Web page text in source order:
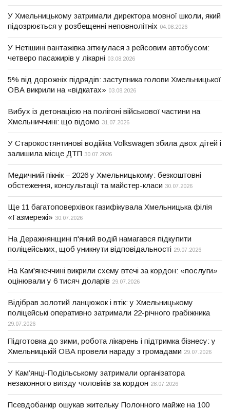
У Хмельницькому затримали директора мовної школи, який
підозрюється у розбещенні неповнолітніх 04.08.2026
У Нетішині вантажівка зіткнулася з рейсовим автобусом:
четверо пасажирів у лікарні 03.08.2026
5% від дорожніх підрядів: заступника голови Хмельницької
ОВА викрили на «відкатах» 03.08.2026
Вибух із детонацією на полігоні військової частини на
Хмельниччині: що відомо 31.07.2026
У Старокостянтинові водійка Volkswagen збила двох дітей і
залишила місце ДТП 30.07.2026
Медичний пікнік – 2026 у Хмельницькому: безкоштовні
обстеження, консультації та майстер-класи 30.07.2026
Ще 11 багатоповерхівок газифікувала Хмельницька філія
«Газмережі» 30.07.2026
На Деражнянщині п'яний водій намагався підкупити
поліцейських, щоб уникнути відповідальності 29.07.2026
На Кам'янеччині викрили схему втечі за кордон: «послуги»
оцінювали у 6 тисяч доларів 29.07.2026
Відібрав золотий ланцюжок і втік: у Хмельницькому
поліцейські оперативно затримали 22-річного грабіжника
29.07.2026
Підготовка до зими, робота лікарень і підтримка бізнесу: у
Хмельницькій ОВА провели нараду з громадами 29.07.2026
У Кам’янці-Подільському затримали організатора
незаконного виїзду чоловіків за кордон 28.07.2026
Псевдобанкір ошукав жительку Полонного майже на 100